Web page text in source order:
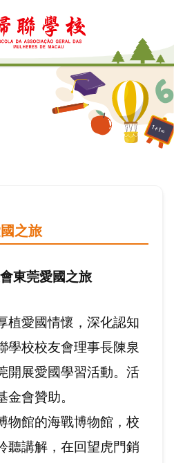
之旅
東莞愛國之旅
植愛國情懷，深化認知
學校校友會理事長陳泉
開展愛國學習活動。活
會贊助。
物館的海戰博物館，校
聽講解，在回望虎門銷